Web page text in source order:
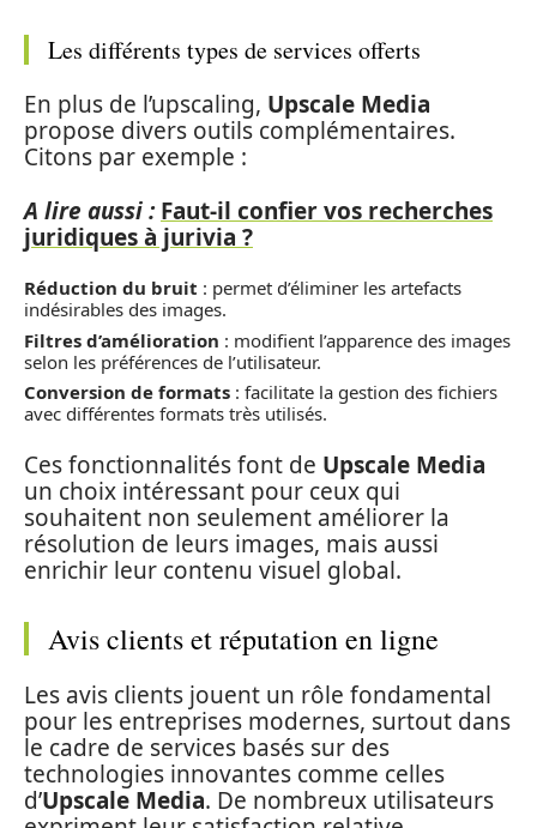
Les différents types de services offerts
En plus de l’upscaling, Upscale Media
propose divers outils complémentaires.
Citons par exemple :
A lire aussi : Faut-il confier vos recherches
juridiques à jurivia ?
Réduction du bruit : permet d’éliminer les artefacts
indésirables des images.
Filtres d’amélioration : modifient l’apparence des images
selon les préférences de l’utilisateur.
Conversion de formats : facilitate la gestion des fichiers
avec différentes formats très utilisés.
Ces fonctionnalités font de Upscale Media
un choix intéressant pour ceux qui
souhaitent non seulement améliorer la
résolution de leurs images, mais aussi
enrichir leur contenu visuel global.
Avis clients et réputation en ligne
Les avis clients jouent un rôle fondamental
pour les entreprises modernes, surtout dans
le cadre de services basés sur des
technologies innovantes comme celles
d’Upscale Media. De nombreux utilisateurs